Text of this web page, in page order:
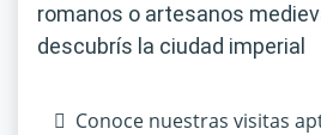
romanos o artesanos
descubrís la ciudad imperial
Conoce nuestras visitas